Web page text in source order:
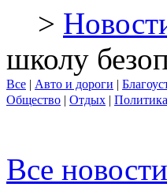
>
школу
Все | Авто и дороги |
Общество | Отдых |
Все новости